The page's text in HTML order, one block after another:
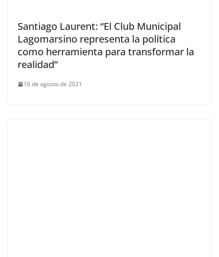
Santiago Laurent: “El Club Municipal
Lagomarsino representa la política
como herramienta para transformar la
realidad”
16 de agosto de 2021